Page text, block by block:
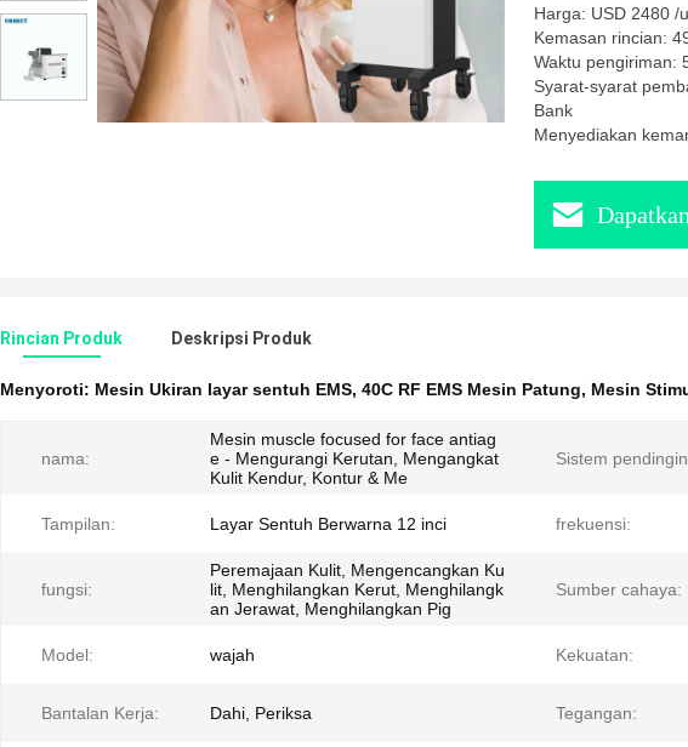
Harga: USD 2480 /
Kemasan rincian:
Waktu pengiriman:
Syarat-syarat
Bank
Menyediakan
Rincian Produk Deskripsi Produk
Menyoroti: Mesin Ukiran layar sentuh EMS, 40C RF EMS Mesin Patung, Mesin
nama:
Mesin muscle focused for face antiag
e - Mengurangi Kerutan, Mengangkat
Kulit Kendur, Kontur & Me
Sistem
Tampilan: Layar Sentuh Berwarna 12 inci frekuensi:
fungsi:
Peremajaan Kulit, Mengencangkan Ku
lit, Menghilangkan Kerut, Menghilangk
an Jerawat, Menghilangkan Pig
Sumber cahaya:
Model: wajah Kekuatan:
Bantalan Kerja: Dahi, Periksa Tegangan: